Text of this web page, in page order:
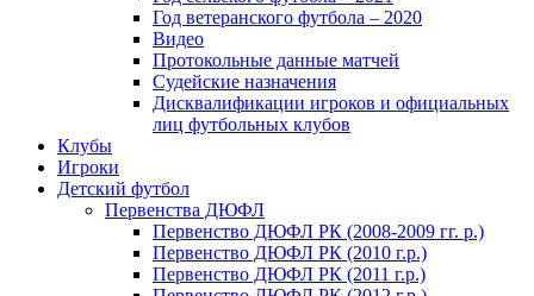
Год ветеранского футбола – 2020
Видео
Протокольные данные матчей
Судейские назначения
Дисквалификации игроков и официальных
лиц футбольных клубов
Клубы
Игроки
Детский футбол
Первенства ДЮФЛ
Первенство ДЮФЛ РК (2008-2009 гг. р.)
Первенство ДЮФЛ РК (2010 г.р.)
Первенство ДЮФЛ РК (2011 г.р.)